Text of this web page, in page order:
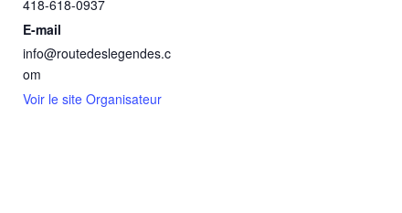
418-618-0937
E-mail
info@routedeslegendes.c
om
Voir le site Organisateur